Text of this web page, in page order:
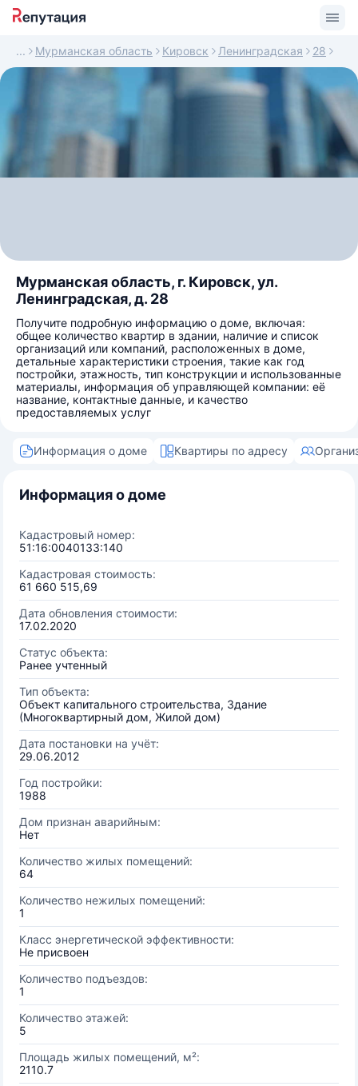
Мурманская область Кировск Ленинградская 28
Мурманская область, г. Кировск, ул.
Ленинградская, д. 28
Получите подробную информацию о доме, включая:
общее количество квартир в здании, наличие и список
организаций или компаний, расположенных в доме,
детальные характеристики строения, такие как год
постройки, этажность, тип конструкции и использованные
материалы, информация об управляющей компании: её
название, контактные данные, и качество
предоставляемых услуг
Информация о доме Квартиры по адресу
Информация о доме
Кадастровый номер:
51:16:0040133:140
Кадастровая стоимость:
61 660 515,69
Дата обновления стоимости:
17.02.2020
Статус объекта:
Ранее учтенный
Тип объекта:
Объект капитального строительства, Здание
(Многоквартирный дом, Жилой дом)
Дата постановки на учёт:
29.06.2012
Год постройки:
1988
Дом признан аварийным:
Нет
Количество жилых помещений:
64
Количество нежилых помещений:
1
Класс энергетической эффективности:
Не присвоен
Количество подъездов:
1
Количество этажей:
5
Площадь жилых помещений, м²:
2110.7